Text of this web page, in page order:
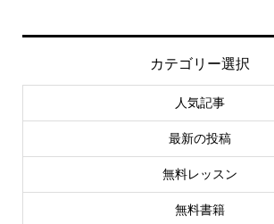
カテゴリー選択
人気記事
最新の投稿
無料レッスン
無料書籍